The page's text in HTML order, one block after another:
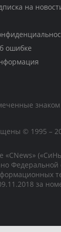
на
ошибке
знаком
© 1995 –
«CNews»
за